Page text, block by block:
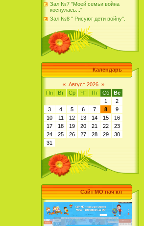
Зал №7 "Моей семьи война
коснулась..."
Зал №8 " Рисуют дети войну".
Календарь
« Август 2026 »
Пн
Вт Ср Чт Пт Сб
Вс
1
2
3
4 5 6 7 8
9
10
11 12 13 14 15
16
17
18 19 20 21 22
23
24
25 26 27 28 29
30
31
Сайт МО нач кл